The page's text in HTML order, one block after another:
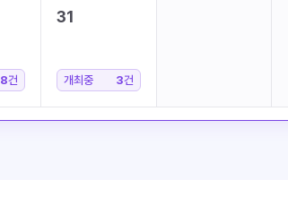
8건
31
개최중 3건